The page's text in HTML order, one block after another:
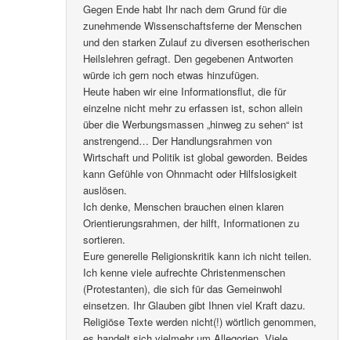
Gegen Ende habt Ihr nach dem Grund für die
zunehmende Wissenschaftsferne der Menschen
und den starken Zulauf zu diversen esotherischen
Heilslehren gefragt. Den gegebenen Antworten
würde ich gern noch etwas hinzufügen.
Heute haben wir eine Informationsflut, die für
einzelne nicht mehr zu erfassen ist, schon allein
über die Werbungsmassen „hinweg zu sehen“ ist
anstrengend… Der Handlungsrahmen von
Wirtschaft und Politik ist global geworden. Beides
kann Gefühle von Ohnmacht oder Hilfslosigkeit
auslösen.
Ich denke, Menschen brauchen einen klaren
Orientierungsrahmen, der hilft, Informationen zu
sortieren.
Eure generelle Religionskritik kann ich nicht teilen.
Ich kenne viele aufrechte Christenmenschen
(Protestanten), die sich für das Gemeinwohl
einsetzen. Ihr Glauben gibt Ihnen viel Kraft dazu.
Religiöse Texte werden nicht(!) wörtlich genommen,